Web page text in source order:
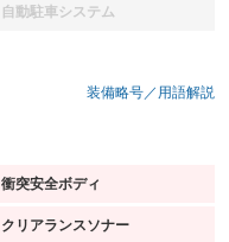
自動駐車システム
：装備なし
装備略号／用語解説
衝突安全ボディ
：装備あり
クリアランスソナー
：装備あり